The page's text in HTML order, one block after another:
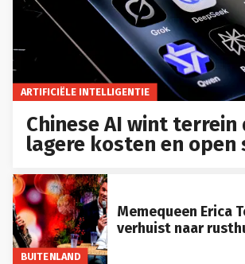
ARTIFICIËLE INTELLIGENTIE
Chinese AI wint terrein
lagere kosten en open
BUITENLAND
Memequeen Erica
verhuist naar